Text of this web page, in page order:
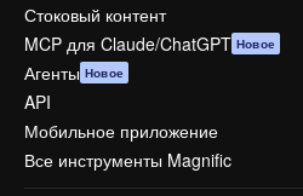
Стоковый контент
MCP для Claude/ChatGPT Новое
Агенты Новое
API
Мобильное приложение
Все инструменты Magnific